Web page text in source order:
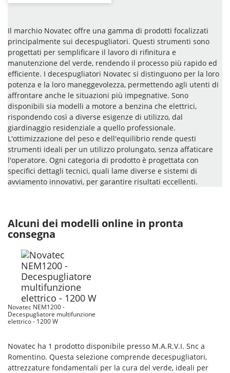
Il marchio Novatec offre una gamma di prodotti focalizzati
principalmente sui decespugliatori. Questi strumenti sono
progettati per semplificare il lavoro di rifinitura e
manutenzione del verde, rendendo il processo più rapido ed
efficiente. I decespugliatori Novatec si distinguono per la loro
potenza e la loro maneggevolezza, permettendo agli utenti di
affrontare anche le situazioni più impegnative. Sono
disponibili sia modelli a motore a benzina che elettrici,
rispondendo così a diverse esigenze di utilizzo, dal
giardinaggio residenziale a quello professionale.
L'ottimizzazione del peso e dell'equilibrio rende questi
strumenti ideali per un utilizzo prolungato, senza affaticare
l'operatore. Ogni categoria di prodotto è progettata con
specifici dettagli tecnici, quali lame diverse e sistemi di
avviamento innovativi, per garantire risultati eccellenti.
Alcuni dei modelli online in pronta
consegna
Novatec NEM1200 -
Decespugliatore multifunzione
elettrico - 1200 W
Novatec ha 1 prodotto disponibile presso M.A.R.V.I. Snc a
Romentino. Questa selezione comprende decespugliatori,
attrezzature fondamentali per la cura del verde, ideali per